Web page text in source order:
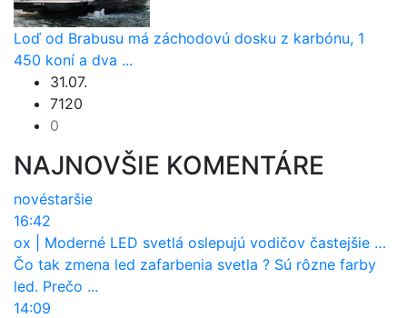
Loď od Brabusu má záchodovú dosku z karbónu, 1
450 koní a dva ...
31.07.
7120
0
NAJNOVŠIE KOMENTÁRE
novéstaršie
16:42
ox
Moderné LED svetlá oslepujú vodičov častejšie než staré halogény
Čo tak zmena led zafarbenia svetla ? Sú rôzne farby
led. Prečo ...
14:09